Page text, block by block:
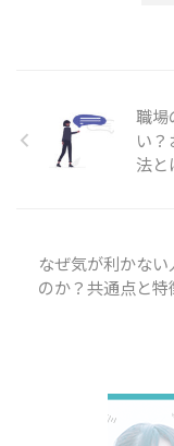
職場
い
法と
なぜ気が利かな
のか？共通点と